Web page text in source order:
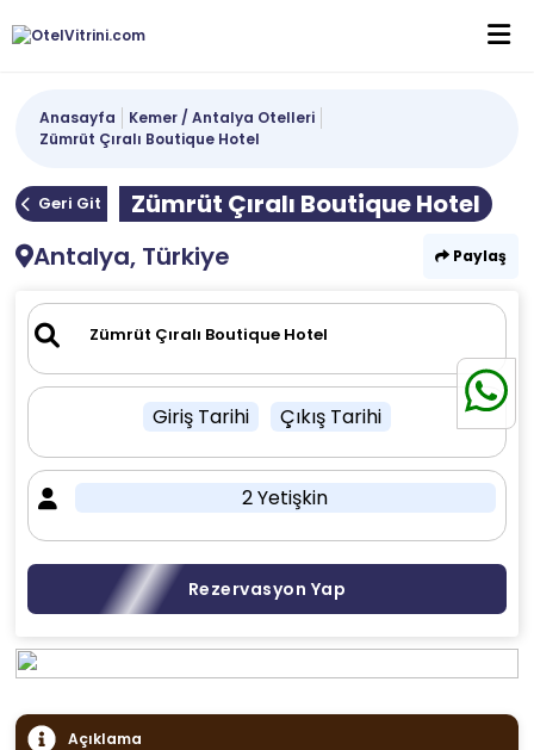
Anasayfa
Kemer / Antalya Otelleri
Zümrüt Çıralı Boutique Hotel
Geri Git
Zümrüt Çıralı Boutique Hotel
Antalya, Türkiye
Paylaş
Giriş Tarihi Çıkış Tarihi
2 Yetişkin
Rezervasyon Yap
Açıklama